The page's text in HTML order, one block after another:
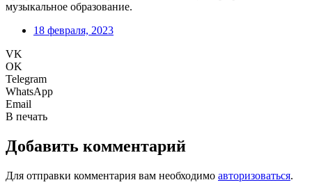
музыкальное образование.
18 февраля, 2023
VK
OK
Telegram
WhatsApp
Email
В печать
Добавить комментарий
Для отправки комментария вам необходимо авторизоваться.